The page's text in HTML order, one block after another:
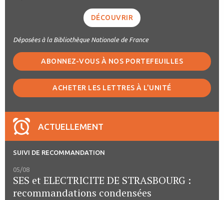
DÉCOUVRIR
Déposées à la Bibliothèque Nationale de France
ABONNEZ-VOUS À NOS PORTEFEUILLES
ACHETER LES LETTRES À L'UNITÉ
ACTUELLEMENT
SUIVI DE RECOMMANDATION
05/08
SES et ELECTRICITE DE STRASBOURG :
recommandations condensées